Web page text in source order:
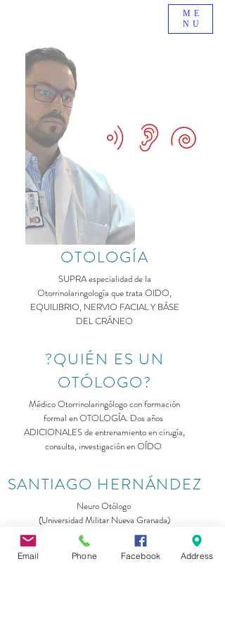
ME
NU
OTOLOGÍA
SUPRAespecialidadde la
Otorrinolaringología que trata OIDO,
EQUILIBRIO, NERVIO FACIAL Y BÁSE
DEL CRÁNEO
?QUIÉN ES UN
OTÓLOGO?
Médico Otorrinolaringólogo con formación
formal en OTOLOGÍA. Dos años
ADICIONALES de entrenamiento en cirugía,
consulta, investigación en OÍDO
SANTIAGO HERNÁNDEZ
Neuro Otólogo
(UniversidadMilitar Nueva Granada)
Otorrinolaringólogo
UniversidadMilitar Nueva Granada)
con Maestría en Bioética
Email Phone Facebook Address